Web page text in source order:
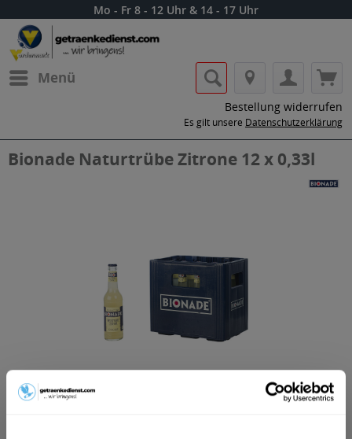
Mo - Fr 8 - 12 Uhr & 14 - 17 Uhr
Menü
Bestellung widerrufen
Es gilt unsere Datenschutzerklärung
Bionade Naturtrübe Zitrone 12 x 0,33l
13,99 € *